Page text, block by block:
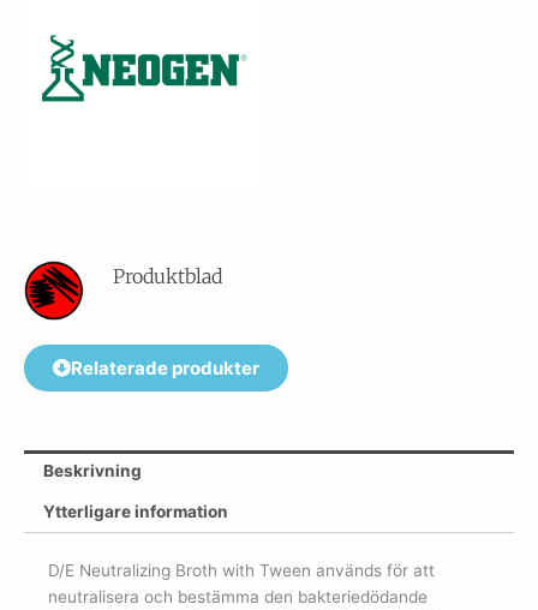
Produktblad
Relaterade produkter
Beskrivning
Ytterligare information
D/E Neutralizing Broth with Tween används för att
neutralisera och bestämma den bakteriedödande